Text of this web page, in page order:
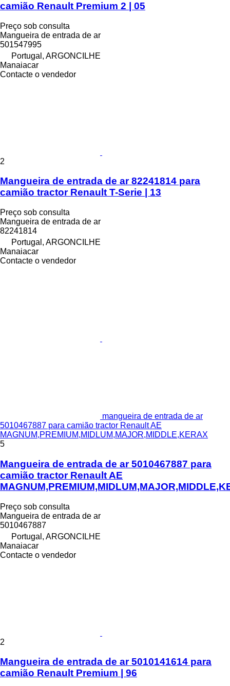
camião Renault Premium 2 | 05
Preço sob consulta
Mangueira de entrada de ar
501547995
Portugal, ARGONCILHE
Manaiacar
Contacte o vendedor
2
Mangueira de entrada de ar 82241814 para
camião tractor Renault T-Serie | 13
Preço sob consulta
Mangueira de entrada de ar
82241814
Portugal, ARGONCILHE
Manaiacar
Contacte o vendedor
mangueira de entrada de ar
5010467887 para camião tractor Renault AE
MAGNUM,PREMIUM,MIDLUM,MAJOR,MIDDLE,KERAX
5
Mangueira de entrada de ar 5010467887 para
camião tractor Renault AE
Preço sob consulta
Mangueira de entrada de ar
5010467887
Portugal, ARGONCILHE
Manaiacar
Contacte o vendedor
2
Mangueira de entrada de ar 5010141614 para
camião Renault Premium | 96